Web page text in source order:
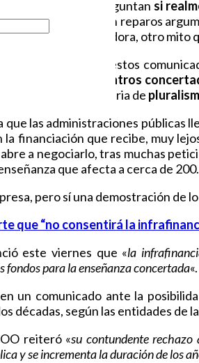
del sector se preguntan si
públicamente y sin reparos
es segregadora, otro mito
de manifiesto tras estos
de los centros
los avances en materia de
que las administraciones públicas
la financiación que recibe, muy
a negociarlo, tras muchas
que afecta a cerca de
pero sí una demostración de
que “no consentirá la
este viernes que «la
fondos para la enseñanza concertada«.
un comunicado ante la
décadas, según las entidades de
reiteró «su contundente rechazo
y se incrementa la duración de los